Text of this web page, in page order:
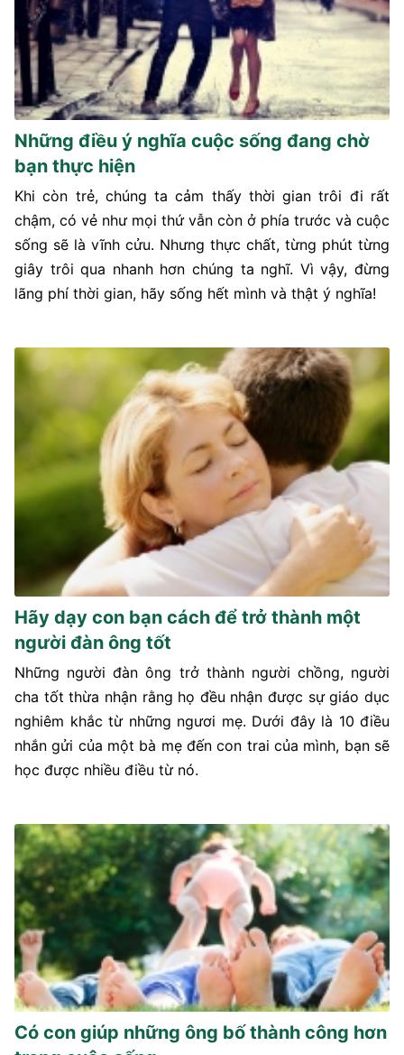
Những điều ý nghĩa cuộc sống đang chờ
bạn thực hiện
Khi còn trẻ, chúng ta cảm thấy thời gian trôi đi rất
chậm, có vẻ như mọi thứ vẫn còn ở phía trước và cuộc
sống sẽ là vĩnh cửu. Nhưng thực chất, từng phút từng
giây trôi qua nhanh hơn chúng ta nghĩ. Vì vậy, đừng
lãng phí thời gian, hãy sống hết mình và thật ý nghĩa!
Hãy dạy con bạn cách để trở thành một
người đàn ông tốt
Những người đàn ông trở thành người chồng, người
cha tốt thừa nhận rằng họ đều nhận được sự giáo dục
nghiêm khắc từ những ngươi mẹ. Dưới đây là 10 điều
nhắn gửi của một bà mẹ đến con trai của mình, bạn sẽ
học được nhiều điều từ nó.
Có con giúp những ông bố thành công hơn